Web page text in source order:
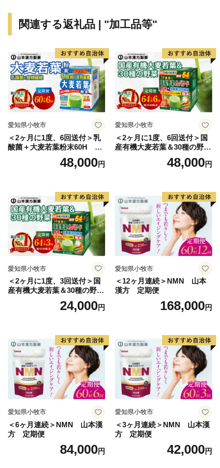
※本町は総務省の指定を受けた適正な地方団体です。
【重要】2024/09/26より寄附額変更のお知らせ
日頃より長与町をご支援いただき、誠にありがとうござ
います。
年9月26日より返礼品の寄附金額を変更させていただく
運びとなりました。
長与町では、国の定めるルールを順守し、今後もより多
まいります。
皆様にはご理解いただきますとともに、今後も変わらぬ
ご支援を賜りますと幸いでございます。
引き続きよろしくお願いいたします。
関連する返礼品 | "加工品等"
愛知県小牧市
＜2ヶ月に1度、6回送付＞乳
酸菌＋大麦若葉粉末60H 山
48,000円
愛知県小牧市
＜2ヶ月に1度、6回送付＞国
産有機大麦若葉＆30種の野
菜 山本漢方 定期便
48,000円
愛知県小牧市
＜2ヶ月に1度、3回送付＞国
産有機大麦若葉＆30種の野
菜 山本漢方 定期便
24,000円
愛知県小牧市
＜12ヶ月連続＞NMN 山本
漢方 定期便
168,000円
愛知県小牧市
＜6ヶ月連続＞NMN 山本漢
方 定期便
84,000円
愛知県小牧市
＜3ヶ月連続＞NMN 山本漢
方 定期便
42,000円